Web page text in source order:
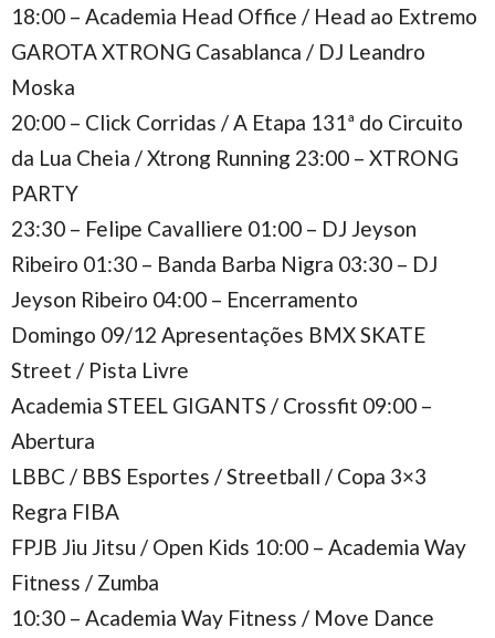
18:00 – Academia Head Office / Head ao Extremo
GAROTA XTRONG Casablanca / DJ Leandro
Moska
20:00 – Click Corridas / A Etapa 131ª do Circuito
da Lua Cheia / Xtrong Running 23:00 – XTRONG
PARTY
23:30 – Felipe Cavalliere 01:00 – DJ Jeyson
Ribeiro 01:30 – Banda Barba Nigra 03:30 – DJ
Jeyson Ribeiro 04:00 – Encerramento
Domingo 09/12 Apresentações BMX SKATE
Street / Pista Livre
Academia STEEL GIGANTS / Crossfit 09:00 –
Abertura
LBBC / BBS Esportes / Streetball / Copa 3×3
Regra FIBA
FPJB Jiu Jitsu / Open Kids 10:00 – Academia Way
Fitness / Zumba
10:30 – Academia Way Fitness / Move Dance